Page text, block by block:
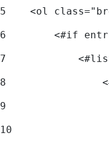
5
<ol
6
<#if
7
8
9
10